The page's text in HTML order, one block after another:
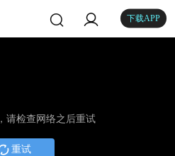
下载APP
请检查网络之后重试
重试